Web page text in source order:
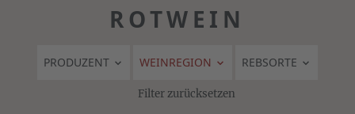
ROTWEIN
PRODUZENT WEINREGION REBSORTE
Filter zurücksetzen